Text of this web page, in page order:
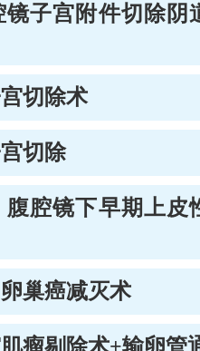
子宫附件切除阴
切除术
切除
腔镜下早期上皮
巢癌减灭术
瘤剔除术+输卵管